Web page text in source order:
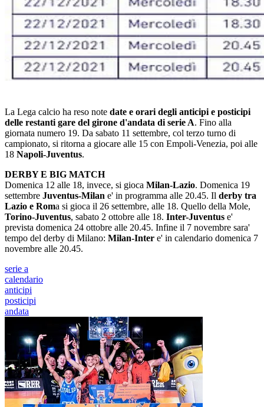
La Lega calcio ha reso note date e orari degli anticipi e posticipi
delle restanti gare del girone d'andata di serie A. Fino alla
giornata numero 19. Da sabato 11 settembre, col terzo turno di
campionato, si ritorna a giocare alle 15 con Empoli-Venezia, poi alle
18 Napoli-Juventus.
DERBY E BIG MATCH
Domenica 12 alle 18, invece, si gioca Milan-Lazio. Domenica 19
settembre Juventus-Milan e' in programma alle 20.45. Il derby tra
Lazio e Roma si gioca il 26 settembre, alle 18. Quello della Mole,
Torino-Juventus, sabato 2 ottobre alle 18. Inter-Juventus e'
prevista domenica 24 ottobre alle 20.45. Infine il 7 novembre sara'
tempo del derby di Milano: Milan-Inter e' in calendario domenica 7
novembre alle 20.45.
serie a
calendario
anticipi
posticipi
andata